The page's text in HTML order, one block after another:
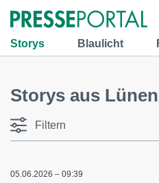
Storys Blaulicht
Storys aus Lünen
Filtern
05.06.2026 – 09:39